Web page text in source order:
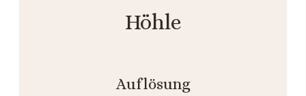
Höhle
Auflösung